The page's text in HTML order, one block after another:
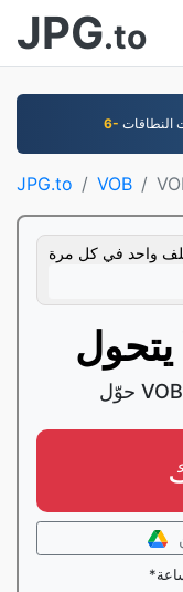
JPG.to
JPG.to VOB
واحد في كل مرة